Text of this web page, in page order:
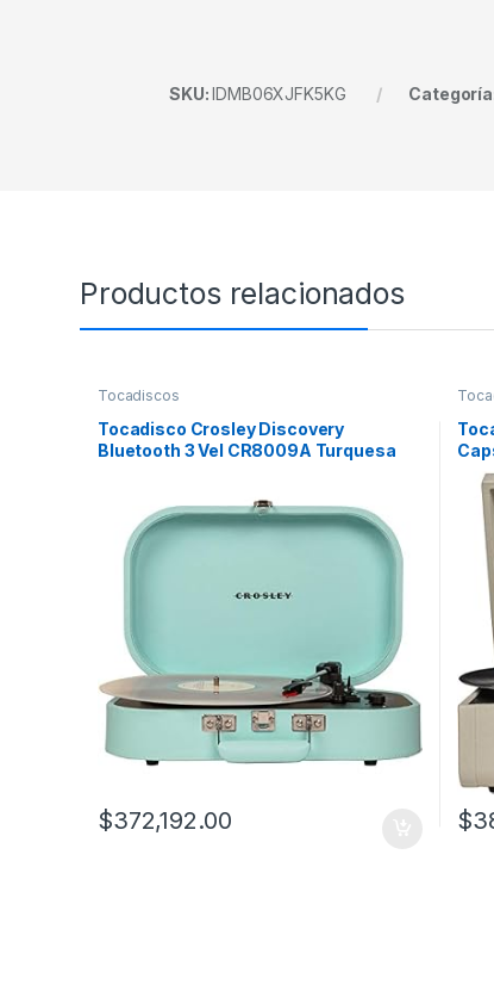
SKU:IDMB06XJFK5KG
Productos relacionados
Tocadiscos
Tocadisco Crosley Discovery
Bluetooth 3 Vel CR8009A Turquesa
$372,192.00 $